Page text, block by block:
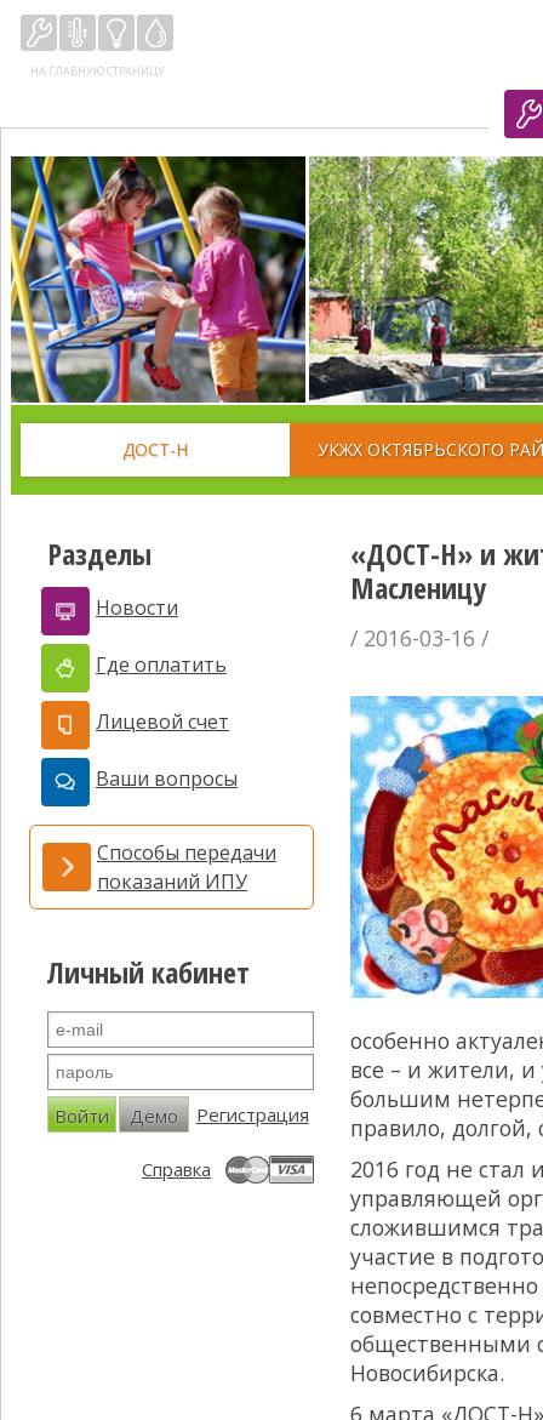
НА ГЛАВНУЮ СТРАНИЦУ
ДОСТ-Н УКЖХ ОКТЯБРЬСКОГО
Разделы
Новости
Где оплатить
Лицевой счет
Ваши вопросы
Способы передачи
показаний ИПУ
Личный кабинет
Войти Демо Регистрация
Справка
«ДОСТ-Н» и
Масленицу
/ 2016-03-16 /
особенно
все – и жители,
большим
правило,
2016 год не
управляющей
сложившимся
участие в
совместно с
общественными
Новосибирска.
6 марта «ДОСТ-